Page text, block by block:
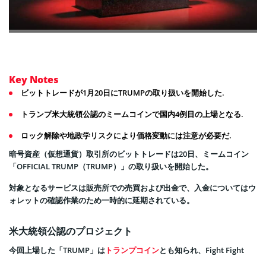
Key Notes
ビットトレードが1月20日にTRUMPの取り扱いを開始した.
トランプ米大統領公認のミームコインで国内4例目の上場となる.
ロック解除や地政学リスクにより価格変動には注意が必要だ.
暗号資産（仮想通貨）取引所のビットトレードは20日、ミームコイン
「OFFICIAL TRUMP（TRUMP）」の取り扱いを開始した。
対象となるサービスは販売所での売買および出金で、入金についてはウ
ォレットの確認作業のため一時的に延期されている。
米大統領公認のプロジェクト
今回上場した「TRUMP」は トランプコインとも知られ、Fight Fight